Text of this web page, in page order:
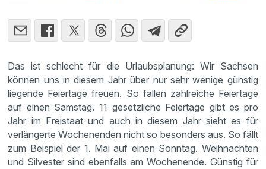
Das ist schlecht für die Urlaubs­pla­nung: Wir Sachsen
können uns in diesem Jahr über nur sehr wenige günstig
liegende Feier­tage freuen. So fallen zahlreiche Feier­tage
auf einen Samstag. 11 gesetz­liche Feier­tage gibt es pro
Jahr im Freistaat und auch in diesem Jahr sieht es für
verlän­gerte Wochen­enden nicht so beson­ders aus. So fällt
zum Beispiel der 1. Mai auf einen Sonntag. Weihnachten
und Silvester sind ebenfalls am Wochen­ende. Günstig für